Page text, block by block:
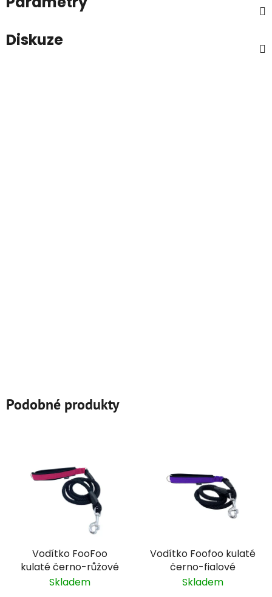
Diskuze
Podobné produkty
Vodítko FooFoo
kulaté černo-růžové
Skladem
Vodítko Foofoo kulaté
černo-fialové
Skladem